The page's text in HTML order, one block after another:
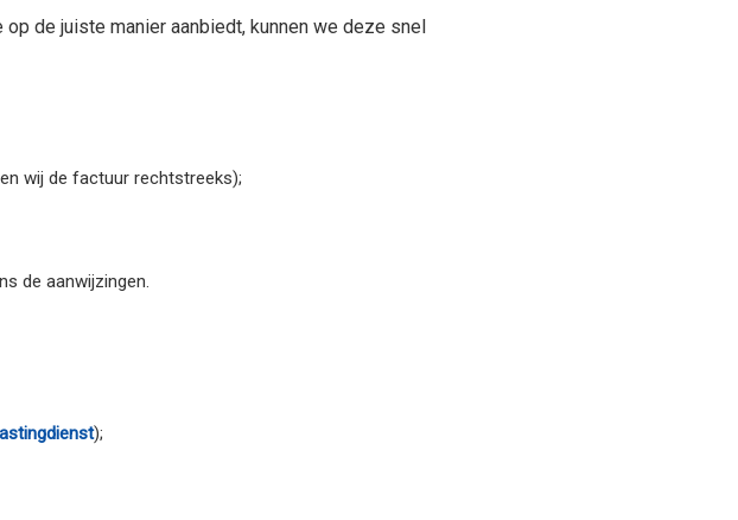
de juiste manier aanbiedt, kunnen we deze snel
wij de factuur rechtstreeks);
de aanwijzingen.
);